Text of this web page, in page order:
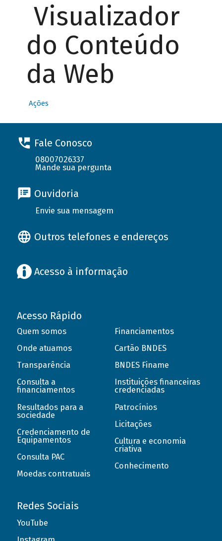
Visualizador
do Conteúdo
da Web
Ações
Fale Conosco
08007026337
Mande sua pergunta
Ouvidoria
Envie sua mensagem
Outros telefones e endereços
Acesso à informação
Acesso Rápido
Quem somos
Onde atuamos
Transparência
Consulta a
financiamentos
Resultados para a
sociedade
Credenciamento de
Equipamentos
Consulta PAC
Moedas contratuais
Financiamentos
Cartão BNDES
BNDES Finame
Instituições financeiras
credenciadas
Patrocínios
Licitações
Cultura e economia
criativa
Conhecimento
Redes Sociais
YouTube